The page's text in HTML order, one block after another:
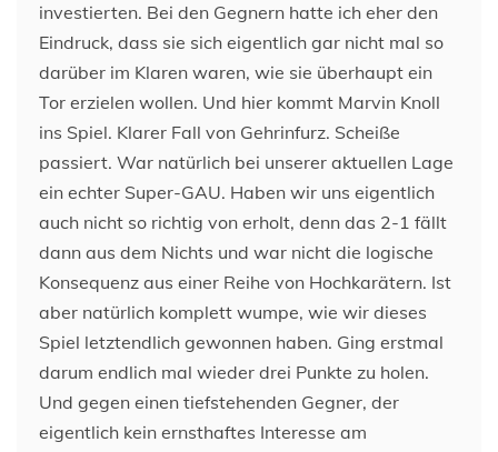
investierten. Bei den Gegnern hatte ich eher den
Eindruck, dass sie sich eigentlich gar nicht mal so
darüber im Klaren waren, wie sie überhaupt ein
Tor erzielen wollen. Und hier kommt Marvin Knoll
ins Spiel. Klarer Fall von Gehrinfurz. Scheiße
passiert. War natürlich bei unserer aktuellen Lage
ein echter Super-GAU. Haben wir uns eigentlich
auch nicht so richtig von erholt, denn das 2-1 fällt
dann aus dem Nichts und war nicht die logische
Konsequenz aus einer Reihe von Hochkarätern. Ist
aber natürlich komplett wumpe, wie wir dieses
Spiel letztendlich gewonnen haben. Ging erstmal
darum endlich mal wieder drei Punkte zu holen.
Und gegen einen tiefstehenden Gegner, der
eigentlich kein ernsthaftes Interesse am